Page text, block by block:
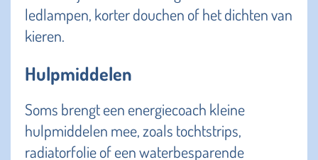
ledlampen, korter douchen of het dichten van
kieren.
Hulpmiddelen
Soms brengt een energiecoach kleine
hulpmiddelen mee, zoals tochtstrips,
radiatorfolie of een waterbesparende